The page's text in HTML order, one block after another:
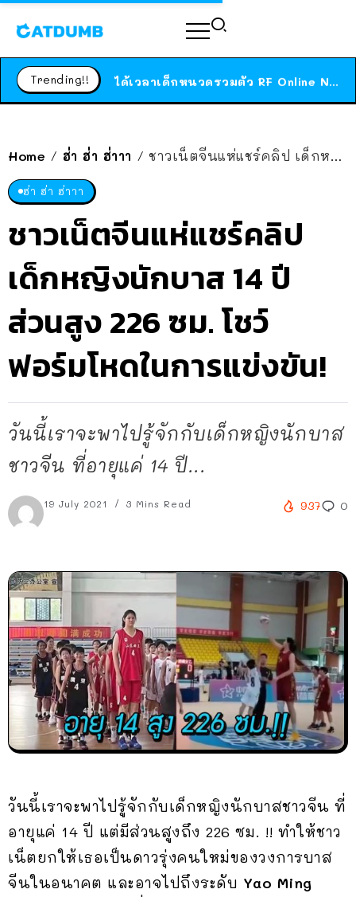
Trending!! ได้เวลาเด็กหนวดรวมตัว RF Online Next เปิดให้เล่นแล้ว เกม Sci-Fi MMORPG ระดับตำนาน เล่นได้ทั้งมือถือและ PC
Home / ฮ่า ฮ่า ฮ่าาา / ชาวเน็ตจีนแห่แชร์คลิป เด็กหญิงนักบาส 14 ปี ส่วนสูง 226 ซม. โชว์ฟอร์มโหดในการแข่งขัน!
ฮ่า ฮ่า ฮ่าาา
ชาวเน็ตจีนแห่แชร์คลิป
เด็กหญิงนักบาส 14 ปี
ส่วนสูง 226 ซม. โชว์
ฟอร์มโหดในการแข่งขัน!
วันนี้เราจะพาไปรู้จักกับเด็กหญิงนักบาส
ชาวจีน ที่อายุแค่ 14 ปี...
19 July 2021 3 Mins Read 937 0
วันนี้เราจะพาไปรู้จักกับเด็กหญิงนักบาสชาวจีน ที่
อายุแค่ 14 ปี แต่มีส่วนสูงถึง 226 ซม. !! ทำให้ชาว
เน็ตยกให้เธอเป็นดาวรุ่งคนใหม่ของวงการบาส
จีนในอนาคต และอาจไปถึงระดับ Yao Ming